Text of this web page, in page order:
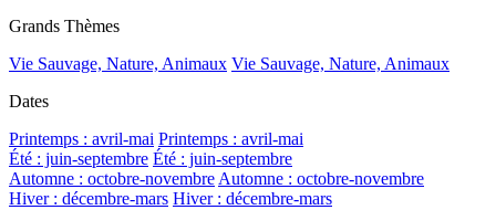
Grands Thèmes
Vie Sauvage, Nature, Animaux Vie Sauvage, Nature, Animaux
Dates
Printemps : avril-mai Printemps : avril-mai
Été : juin-septembre Été : juin-septembre
Automne : octobre-novembreAutomne : octobre-novembre
Hiver : décembre-mars Hiver : décembre-mars